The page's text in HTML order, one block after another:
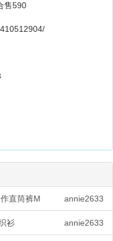
售590
直筒裤M annie2633
衫 annie2633